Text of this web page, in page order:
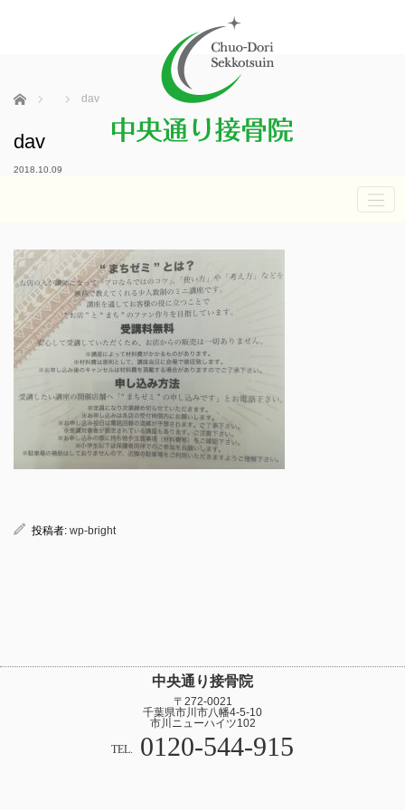
ホーム dav
dav
2018.10.09
投稿者: wp-bright
中央通り接骨院
〒272-0021
千葉県市川市八幡4-5-10
市川ニューハイツ102
TEL. 0120-544-915